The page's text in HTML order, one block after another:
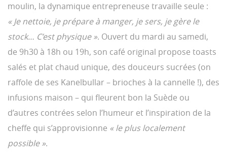
moulin, la dynamique entrepreneuse travaille seule :
« Je nettoie, je prépare à manger, je sers, je gère le
stock… C’est physique ». Ouvert du mardi au samedi,
de 9h30 à 18h ou 19h, son café original propose toasts
salés et plat chaud unique, des douceurs sucrées (on
raffole de ses Kanelbullar – brioches à la cannelle !), des
infusions maison – qui fleurent bon la Suède ou
d’autres contrées selon l’humeur et l’inspiration de la
cheffe qui s’approvisionne « le plus localement
possible ».